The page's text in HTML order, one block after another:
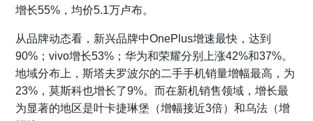
增长55%，均价5.1万卢布。
从品牌动态看，新兴品牌中OnePlus增速最快，达到
90%；vivo增长53%；华为和荣耀分别上涨42%和37%。
地域分布上，斯塔夫罗波尔的二手手机销量增幅最高，为
23%，莫斯科也增长了9%。而在新机销售领域，增长最
为显著的地区是叶卡捷琳堡（增幅接近3倍）和乌法（增